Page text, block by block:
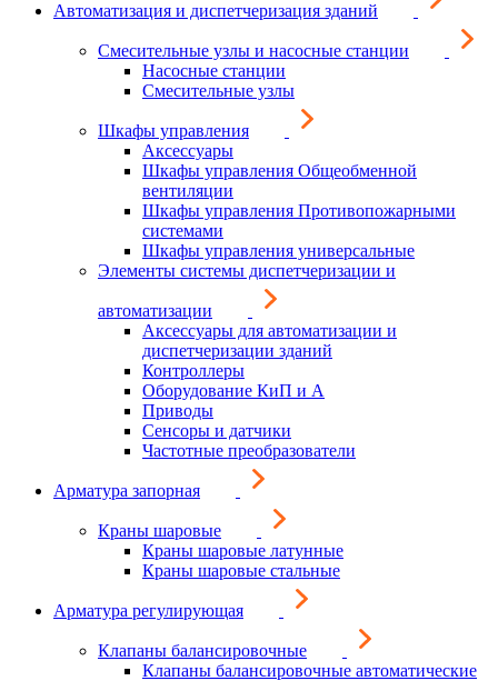
Автоматизация и диспетчеризация зданий
Смесительные узлы и насосные станции
Насосные станции
Смесительные узлы
Шкафы управления
Аксессуары
Шкафы управления Общеобменной
вентиляции
Шкафы управления Противопожарными
системами
Шкафы управления универсальные
Элементы системы диспетчеризации и
автоматизации
Аксессуары для автоматизации и
диспетчеризации зданий
Контроллеры
Оборудование КиП и А
Приводы
Сенсоры и датчики
Частотные преобразователи
Арматура запорная
Краны шаровые
Краны шаровые латунные
Краны шаровые стальные
Арматура регулирующая
Клапаны балансировочные
Клапаны балансировочные автоматические